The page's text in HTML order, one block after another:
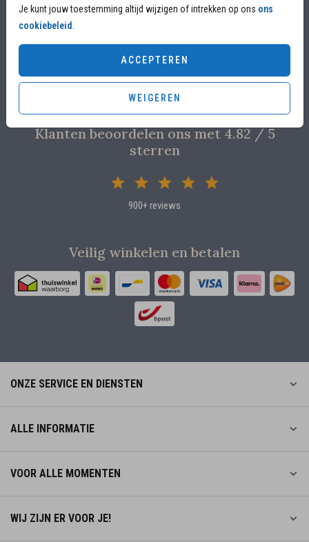
Je kunt jouw toestemming altijd wijzigen of intrekken op ons ons
cookiebeleid.
ACCEPTEREN
WEIGEREN
Voor 17.00 uur besteld, is vandaag nog in productie
Klanten beoordelen ons met 4.82 / 5
sterren
900+ reviews
Veilig winkelen en betalen
ONZE SERVICE EN DIENSTEN
ALLE INFORMATIE
VOOR ALLE MOMENTEN
WIJ ZIJN ER VOOR JE!